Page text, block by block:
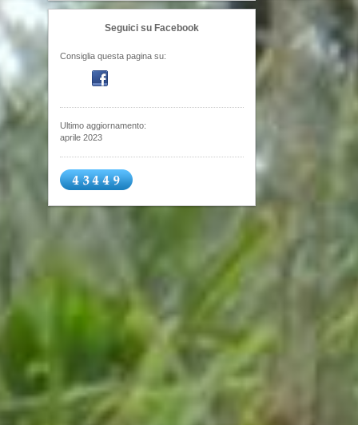
Seguici su Facebook
Consiglia questa pagina su:
Ultimo aggiornamento:
aprile 2023